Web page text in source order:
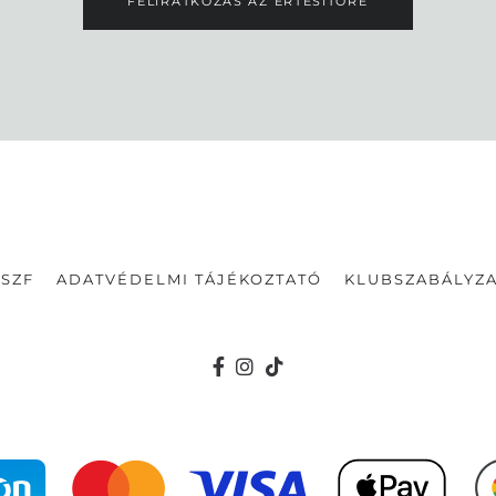
ADATVÉDELMI TÁJÉKOZTATÓ